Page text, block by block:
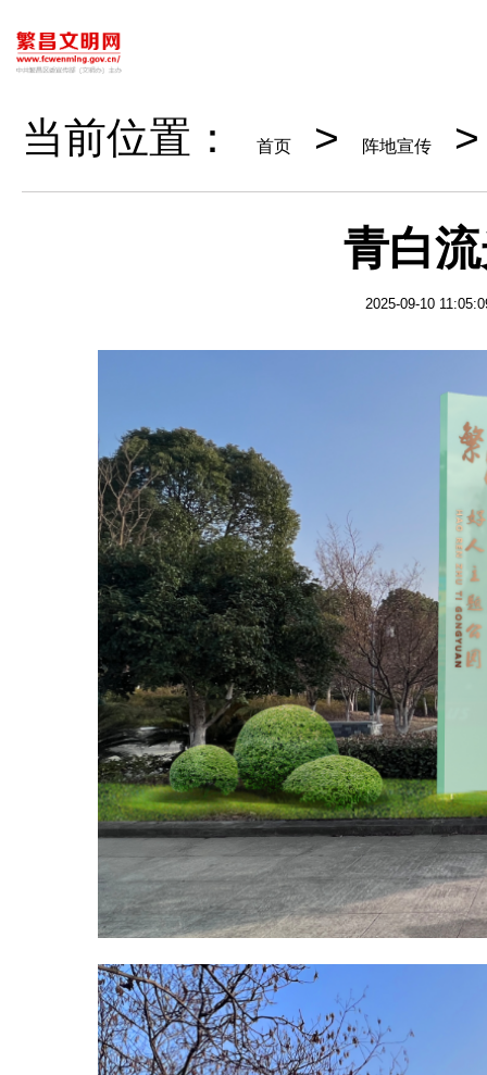
当前位置： 首页 > 阵地宣传 >
青白
2025-09-10